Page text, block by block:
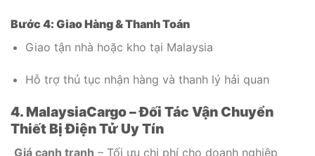
Bước 4: Giao Hàng & Thanh Toán
Giao tận nhà hoặc kho tại Malaysia
Hỗ trợ thủ tục nhận hàng và thanh lý hải quan
4. MalaysiaCargo – Đối Tác Vận Chuyển
Thiết Bị Điện Tử Uy Tín
Giá cạnh tranh – Tối ưu chi phí cho doanh nghiệp